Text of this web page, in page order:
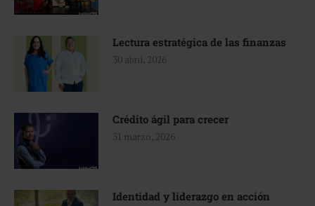
Lectura estratégica de las finanzas
30 abril, 2026
Crédito ágil para crecer
31 marzo, 2026
Identidad y liderazgo en acción